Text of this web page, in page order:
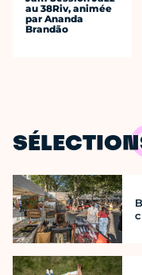
au 38Riv, animée
par Ananda
Brandão